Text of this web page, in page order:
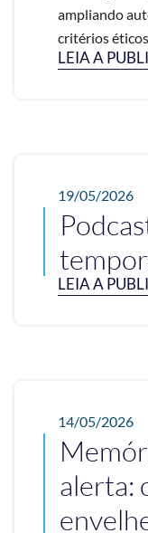
ampliando
critérios éticos
LEIA A
19/05/2026
LEIA A
14/05/2026
alerta: